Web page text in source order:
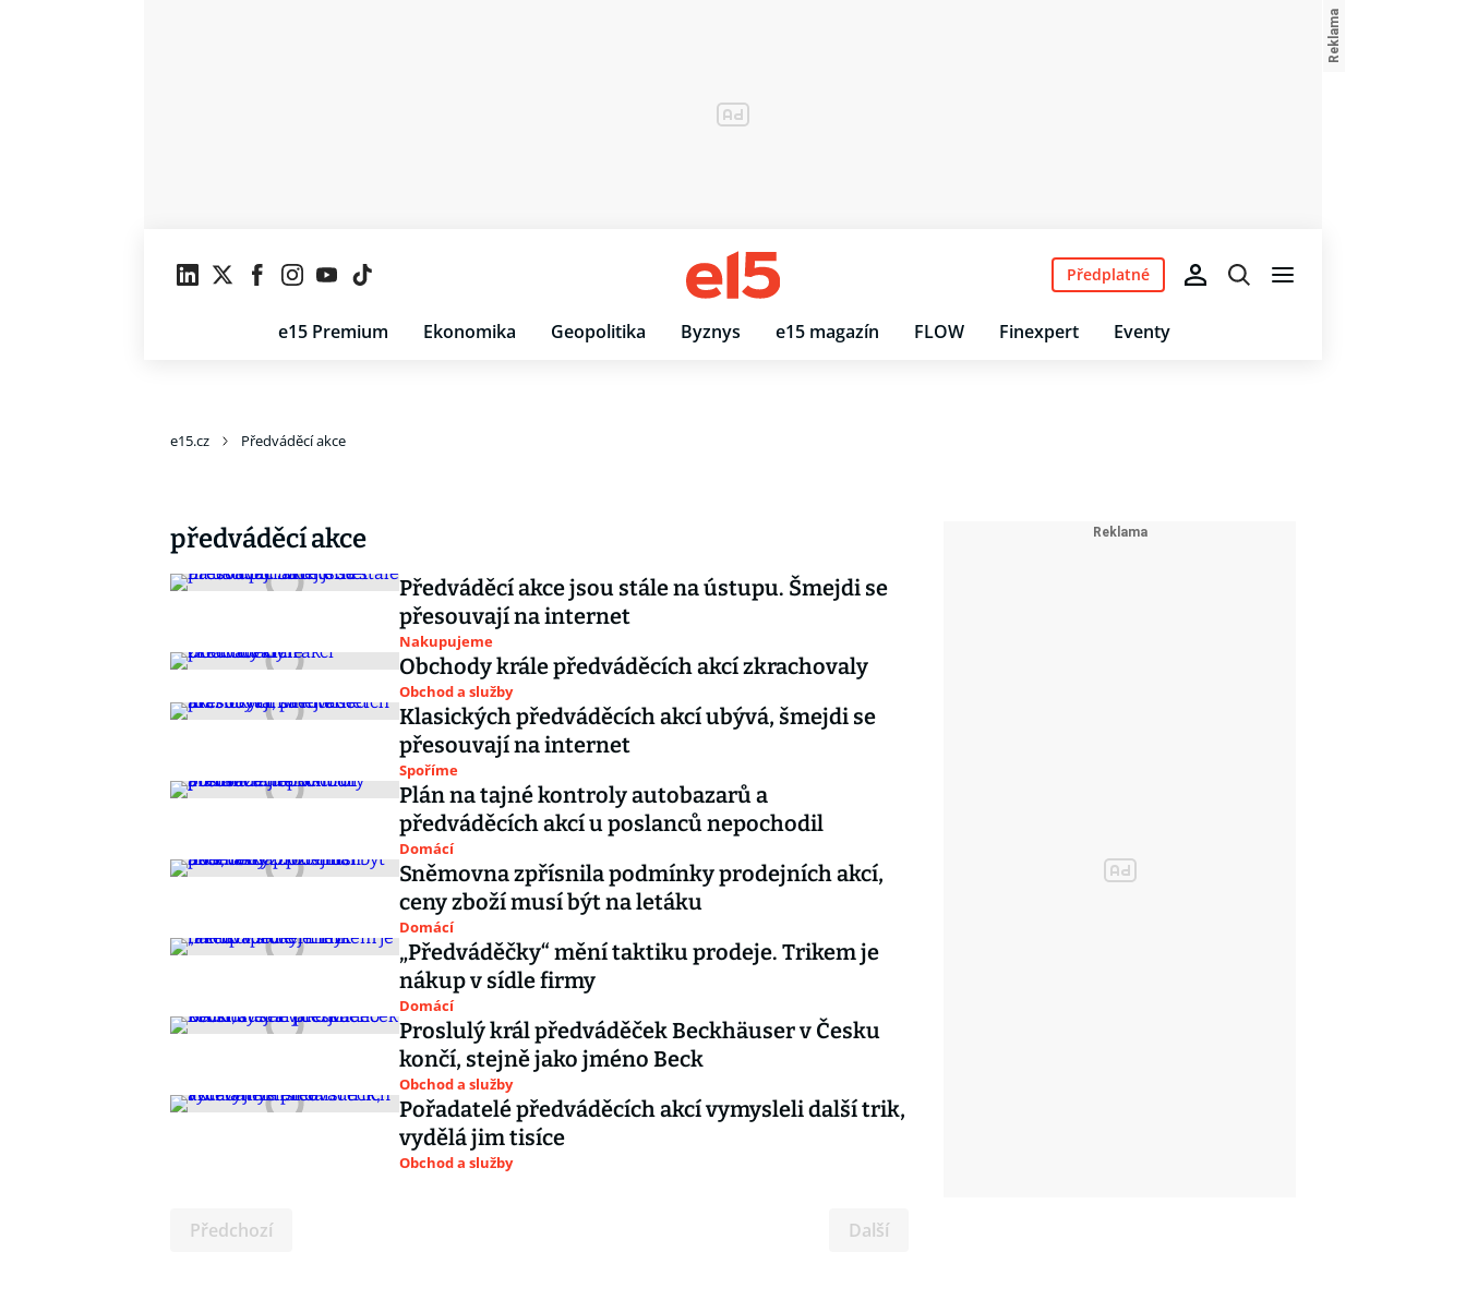
e15 Premium Ekonomika Geopolitika Byznys e15 magazín FLOW Finexpert Eventy
Předplatné
e15.cz Předváděcí akce
předváděcí akce
Předváděcí akce jsou stále na ústupu. Šmejdi se
přesouvají na internet
Nakupujeme
Obchody krále předváděcích akcí zkrachovaly
Obchod a služby
Klasických předváděcích akcí ubývá, šmejdi se
přesouvají na internet
Spoříme
Plán na tajné kontroly autobazarů a
předváděcích akcí u poslanců nepochodil
Domácí
Sněmovna zpřísnila podmínky prodejních akcí,
ceny zboží musí být na letáku
Domácí
„Předváděčky“ mění taktiku prodeje. Trikem je
nákup v sídle firmy
Domácí
Proslulý král předváděček Beckhäuser v Česku
končí, stejně jako jméno Beck
Obchod a služby
Pořadatelé předváděcích akcí vymysleli další trik,
vydělá jim tisíce
Obchod a služby
Předchozí Další